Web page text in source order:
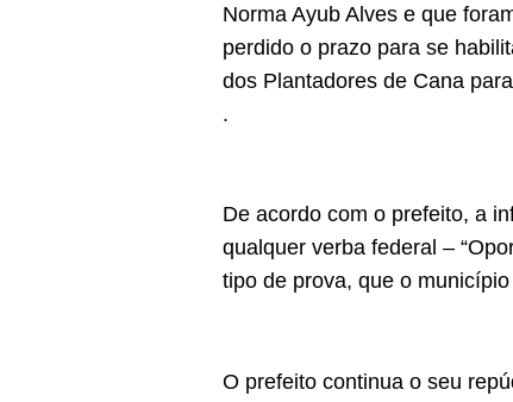
Norma Ayub Alves e que
perdido o prazo para se
dos Plantadores de Cana
.
De acordo com o prefeito, a
qualquer verba federal –
tipo de prova, que o
O prefeito continua o seu